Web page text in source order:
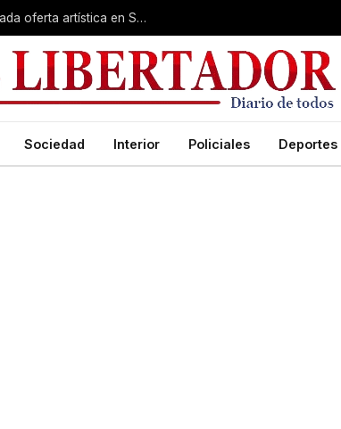
Rumbo a la Fiesta Patronal: fe, expo y una destacada oferta artística en San Roque
Sociedad Interior Policiales Deportes